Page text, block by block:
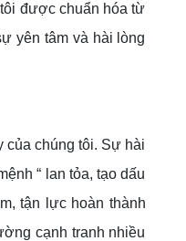
được chuẩn hóa từ
yên tâm và hài lòng
của chúng tôi. Sự hài
“ lan tỏa, tạo dấu
tận lực hoàn thành
cạnh tranh nhiều